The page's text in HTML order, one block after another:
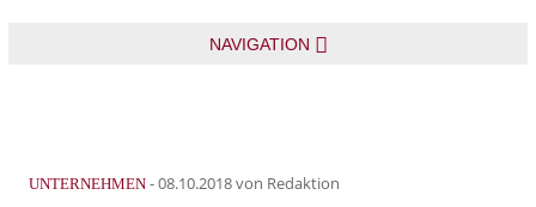
NAVIGATION
UNTERNEHMEN -08.10.2018von Redaktion